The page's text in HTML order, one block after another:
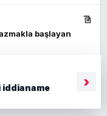
başlayan
iddianame ›